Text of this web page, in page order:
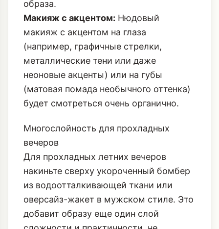
образа.
Макияж с акцентом: Нюдовый
макияж с акцентом на глаза
(например, графичные стрелки,
металлические тени или даже
неоновые акценты) или на губы
(матовая помада необычного оттенка)
будет смотреться очень органично.
Многослойность для прохладных
вечеров
Для прохладных летних вечеров
накиньте сверху укороченный бомбер
из водоотталкивающей ткани или
оверсайз-жакет в мужском стиле. Это
добавит образу еще один слой